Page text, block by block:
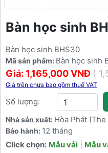
Bàn học sinh
Bàn học sinh BHS30
Mã sản phẩm: Bàn học sinh
Giá: 1,165,000 VNĐ(
Giá trên chưa bao gồm thuế VAT
Số lượng:
Nhà sản xuất: Hòa Phát (The
Bảo hành: 12 tháng
Click chọn: Mẫu vải Mẫu